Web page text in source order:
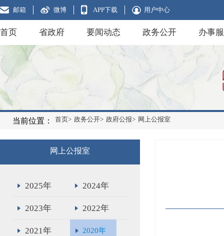
邮箱 微博 APP下载 用户中心
首页 省政府 要闻动态 政务公开 办事
当前位置： 首页> 政务公开> 政府公报> 网上公报室
网上公报室
2025年 2024年
2023年 2022年
2021年 2020年